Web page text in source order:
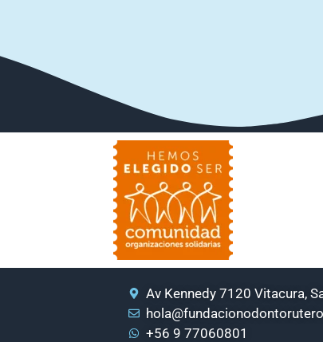
Av Kennedy 7120 Vitacura,
+56 9 77060801